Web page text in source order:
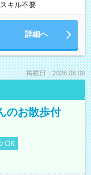
キル不要
詳細へ
掲載日：2026.08.09
のお散歩付
OK